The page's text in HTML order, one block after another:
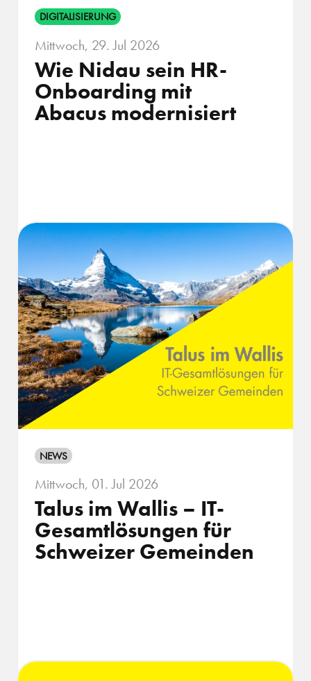
DIGITALISIERUNG
Mittwoch, 29. Jul 2026
Wie Nidau sein HR-
Onboarding mit
Abacus modernisiert
NEWS
Mittwoch, 01. Jul 2026
Talus im Wallis – IT-
Gesamtlösungen für
Schweizer Gemeinden